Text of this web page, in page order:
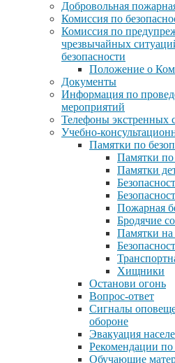
Добровольная
Комиссия по
Комиссия по
чрезвычайных
безопасности
Положение о
Документы
Информация по
мероприятий
Телефоны экстренных
Учебно-
Памятки по
Памятки
Памятки
Пожарная
Бродячие
Памятки на
Хищники
Останови огонь
Вопрос-ответ
Сигналы
обороне
Эвакуация
Рекомендации
Обучающие